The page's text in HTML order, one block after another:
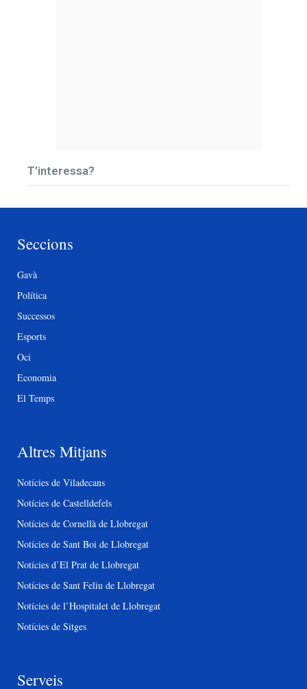
T’interessa?
Seccions
Gavà
Política
Successos
Esports
Oci
Economia
El Temps
Altres Mitjans
Notícies de Viladecans
Notícies de Castelldefels
Notícies de Cornellà de Llobregat
Notícies de Sant Boi de Llobregat
Notícies d’El Prat de Llobregat
Notícies de Sant Feliu de Llobregat
Notícies de l’Hospitalet de Llobregat
Notícies de Sitges
Serveis